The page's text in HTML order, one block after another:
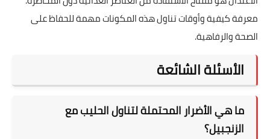
معرفة كيفية وأوقات تناول هذه المكونات مهمة للحفاظ على
الصحة والرفاهية.
الأسئلة الشائعة
ما هي الأضرار المحتملة لتناول الحليب مع
الزنجبيل؟